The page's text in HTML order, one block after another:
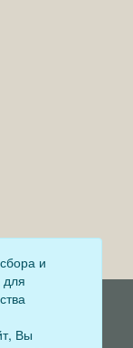
прокуратуры
контроль
и
Вы